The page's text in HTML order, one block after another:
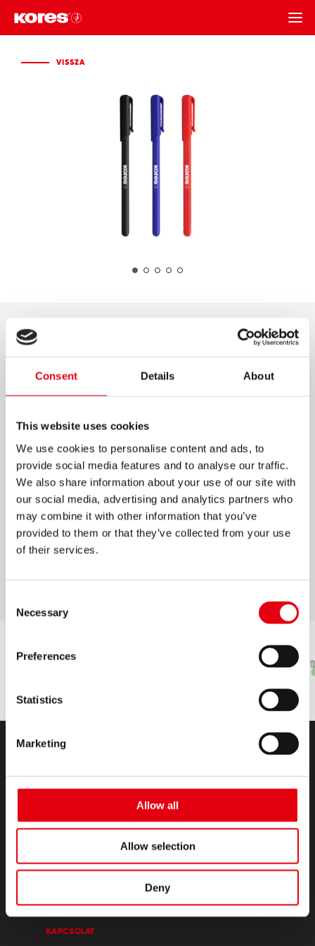
Consent Details About
This website uses cookies
We use cookies to personalise content and ads, to
provide social media features and to analyse our traffic.
We also share information about your use of our site with
our social media, advertising and analytics partners who
may combine it with other information that you’ve
provided to them or that they’ve collected from your use
of their services.
Selection
Necessary
Preferences
Statistics
Marketing
Allow all
Allow selection
Deny
VISSZA
K0R-M GOLYÓSTOLL
Golyóstoll volfrám-karbid golyóval
Zselés tintával egy zseléstoll sima
Háromszög kialakítás
Légáteresztő rendszere megelőzi a tinta
szivárgását
Kék, fekete és piros szín
M-es vonalvastagság
KREATÍV SZIGET
KAPCSOLAT